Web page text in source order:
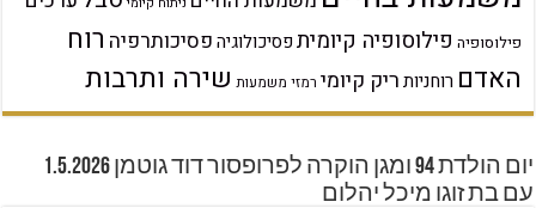
פילוסופיה פילוסופיה קיומיתפסיכולוגיהפסיכותרפיה רוח
האדם רוחניותריק קיומי רמזי משמעות שירה ותרבות
יום הולדת 94 ומגן הוקרה לפרופסור דוד גוטמן 1.5.2026
עם בת זוגו מיכל יהלום